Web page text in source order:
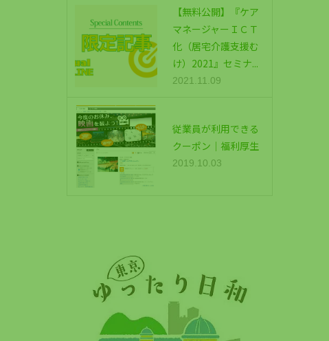
【無料公開】『ケア
マネージャーＩＣＴ
化（居宅介護支援む
け）2021』セミナ...
2021.11.09
従業員が利用できる
クーポン｜福利厚生
2019.10.03